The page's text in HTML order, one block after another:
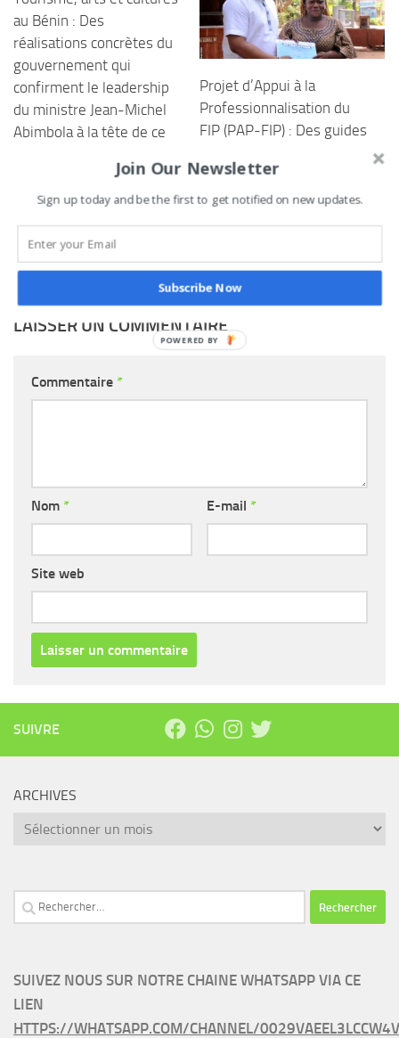
au Bénin : Des
réalisations concrètes du
gouvernement qui
confirment le leadership
du ministre Jean-Michel
Abimbola à la tête de ce
22 NOVEMBRE 2024
Projet d’Appui à la
Professionnalisation du
FIP (PAP-FIP) : Des guides
renforcer le volet
touristique de la 6è
LAISSER UN COMMENTAIRE
Commentaire *
Nom * E-mail *
Site web
SUIVRE
ARCHIVES
Archives
Rechercher :
SUIVEZ NOUS SUR NOTRE CHAINE WHATSAPP VIA CE
LIEN
HTTPS://WHATSAPP.COM/CHANNEL/
Join Our Newsletter
Sign up today and be the first to get notified on new updates.
Subscribe Now
POWERED